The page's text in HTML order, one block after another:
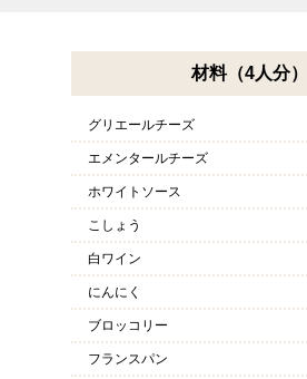
材料（4人分）
グリエールチーズ
エメンタールチーズ
ホワイトソース
こしょう
白ワイン
にんにく
ブロッコリー
フランスパン